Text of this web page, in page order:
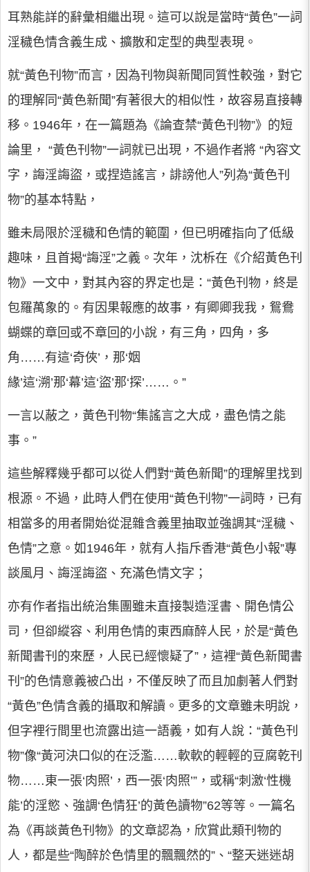
耳熟能詳的辭彙相繼出現。這可以說是當時“黃色”一詞
淫穢色情含義生成、擴散和定型的典型表現。
就“黃色刊物”而言，因為刊物與新聞同質性較強，對它
的理解同“黃色新聞”有著很大的相似性，故容易直接轉
移。1946年，在一篇題為《論查禁“黃色刊物”》的短
論里， “黃色刊物”一詞就已出現，不過作者將 “內容文
字，誨淫誨盜，或捏造謠言，誹謗他人”列為“黃色刊
物”的基本特點，
雖未局限於淫穢和色情的範圍，但已明確指向了低級
趣味，且首揭“誨淫”之義。次年，沈柝在《介紹黃色刊
物》一文中，對其內容的界定也是：“黃色刊物，終是
包羅萬象的。有因果報應的故事，有卿卿我我，鴛鴦
蝴蝶的章回或不章回的小說，有三角，四角，多
角……有這‘奇俠’，那‘姻
緣’這‘溯’那‘幕’這‘盜’那‘探’……。”
一言以蔽之，黃色刊物“集謠言之大成，盡色情之能
事。”
這些解釋幾乎都可以從人們對“黃色新聞”的理解里找到
根源。不過，此時人們在使用“黃色刊物”一詞時，已有
相當多的用者開始從混雜含義里抽取並強調其“淫穢、
色情”之意。如1946年，就有人指斥香港“黃色小報”專
談風月、誨淫誨盜、充滿色情文字；
亦有作者指出統治集團雖未直接製造淫書、開色情公
司，但卻縱容、利用色情的東西麻醉人民，於是“黃色
新聞書刊的來歷，人民已經懷疑了”，這裡“黃色新聞書
刊”的色情意義被凸出，不僅反映了而且加劇著人們對
“黃色”色情含義的攝取和解讀。更多的文章雖未明說，
但字裡行間里也流露出這一語義，如有人說：“黃色刊
物”像“黃河決口似的在泛濫……軟軟的輕輕的豆腐乾刊
物……東一張‘肉照’，西一張‘肉照’”，或稱“刺激‘性機
能’的淫慾、強調‘色情狂’的黃色讀物”62等等。一篇名
為《再談黃色刊物》的文章認為，欣賞此類刊物的
人，都是些“陶醉於色情里的飄飄然的”、“整天迷迷胡